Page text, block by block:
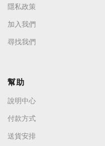
隱私政策
加入我們
尋找我們
幫助
說明中心
付款方式
送貨安排